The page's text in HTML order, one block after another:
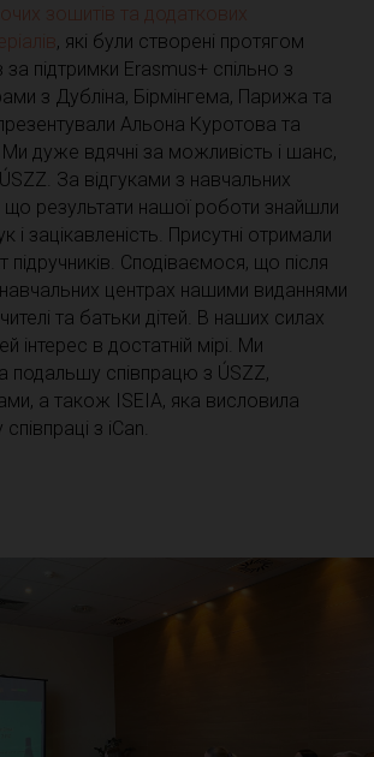
зошитів та додаткових
, які були створені протягом
підтримки Erasmus+ спільно з
з Дубліна, Бірмінгема, Парижа та
Альона Куротова та
Ми дуже вдячні за можливість і шанс,
За відгуками з навчальних
що результати нашої роботи знайшли
і зацікавленість. Присутні отримали
підручників. Сподіваємося, що після
навчальних центрах нашими виданнями
та батьки дітей. В наших силах
інтерес в достатній мірі. Ми
подальшу співпрацю з ÚSZZ,
а також ISEIA, яка висловила
з iCan.